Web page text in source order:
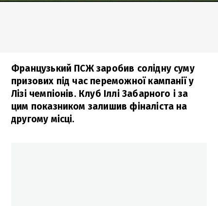
Французький ПСЖ заробив солідну суму
призових під час переможної кампанії у
Лізі чемпіонів. Клуб Іллі Забарного і за
цим показником залишив фіналіста на
другому місці.